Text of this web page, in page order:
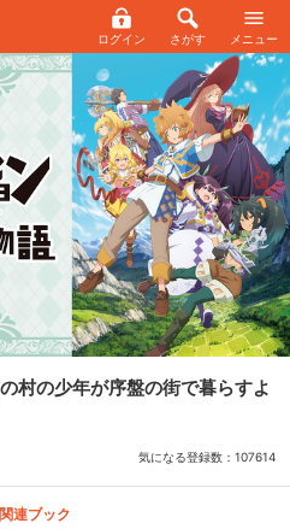
ログイン さがす メニュー
村の少年が序盤の街で暮らすよ
気になる登録数： 107614
関連ブック